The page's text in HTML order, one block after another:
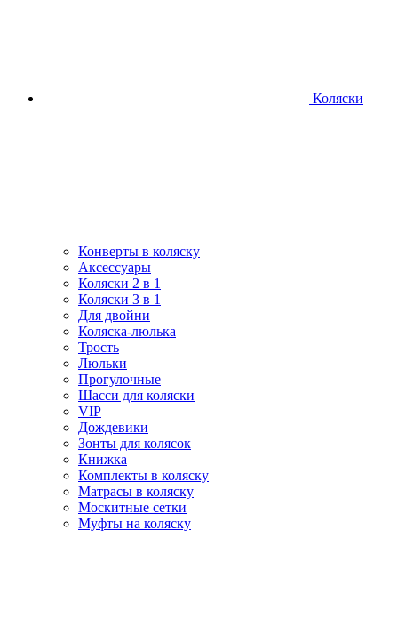
Коляски
Конверты в коляску
Аксессуары
Коляски 2 в 1
Коляски 3 в 1
Для двойни
Коляска-люлька
Трость
Люльки
Прогулочные
Шасси для коляски
VIP
Дождевики
Зонты для колясок
Книжка
Комплекты в коляску
Матрасы в коляску
Москитные сетки
Муфты на коляску